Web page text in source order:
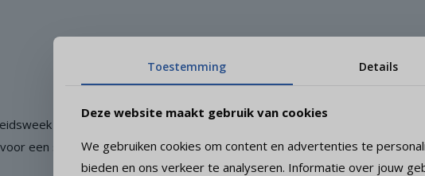
kregen de 1e en 3e jaars ze les van Alex van Eck van Enjoy
voor een schonere wereld en middels robotica was het voor alle leerlingen
Toestemming Details
Deze website maakt gebruik van cookies
We gebruiken cookies om content en advertenties te
bieden en ons verkeer te analyseren. Informatie over jouw